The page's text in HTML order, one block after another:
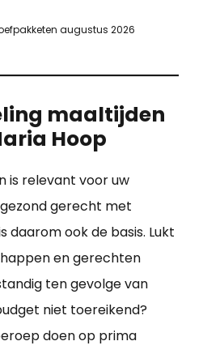
augustus 2026
maaltijden
Hoop
is relevant voor uw
gerecht met
daarom ook de basis. Lukt
en gerechten
ten gevolge van
niet toereikend?
doen op prima